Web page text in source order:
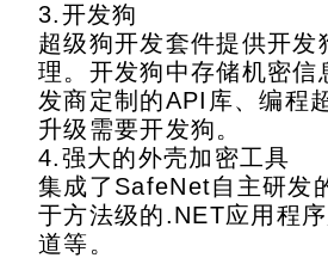
3.开发狗
超级狗开发套件提供开
理。开发狗中存储机密
发商定制的API库、编程
升级需要开发狗。
4.强大的外壳加密工具
集成了SafeNet自主研发
于方法级的.NET应用程
道等。